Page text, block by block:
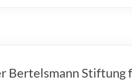
Bertelsmann Stiftung